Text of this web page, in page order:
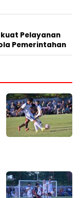
Pelayanan
Pemerintahan